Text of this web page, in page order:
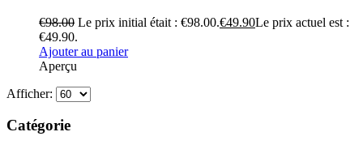
€98.00 Le prix initial était : €98.00.€49.90Le prix actuel est :
€49.90.
Ajouter au panier
Aperçu
Afficher:
Catégorie